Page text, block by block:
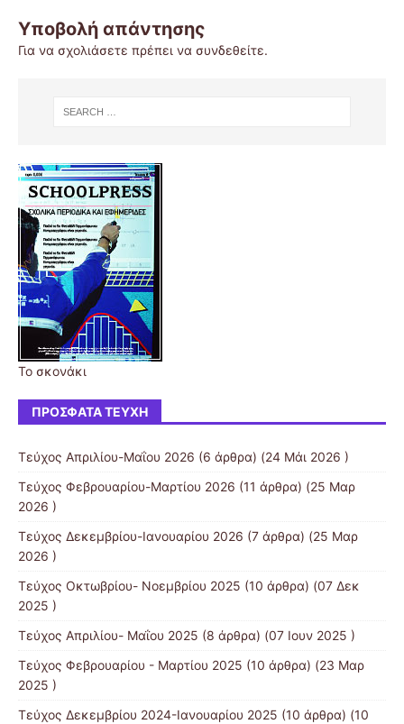
Υποβολή απάντησης
Για να σχολιάσετε πρέπει να συνδεθείτε.
Το σκονάκι
ΠΡΌΣΦΑΤΑ ΤΕΎΧΗ
Τεύχος Απριλίου-Mαΐου 2026 (6 άρθρα) (24 Μάι 2026 )
Τεύχος Φεβρουαρίου-Μαρτίου 2026 (11 άρθρα) (25 Μαρ
2026 )
Τεύχος Δεκεμβρίου-Ιανουαρίου 2026 (7 άρθρα) (25 Μαρ
2026 )
Τεύχος Οκτωβρίου- Νοεμβρίου 2025 (10 άρθρα) (07 Δεκ
2025 )
Τεύχος Απριλίου- Μαΐου 2025 (8 άρθρα) (07 Ιουν 2025 )
Τεύχος Φεβρουαρίου - Μαρτίου 2025 (10 άρθρα) (23 Μαρ
2025 )
Τεύχος Δεκεμβρίου 2024-Ιανουαρίου 2025 (10 άρθρα) (10